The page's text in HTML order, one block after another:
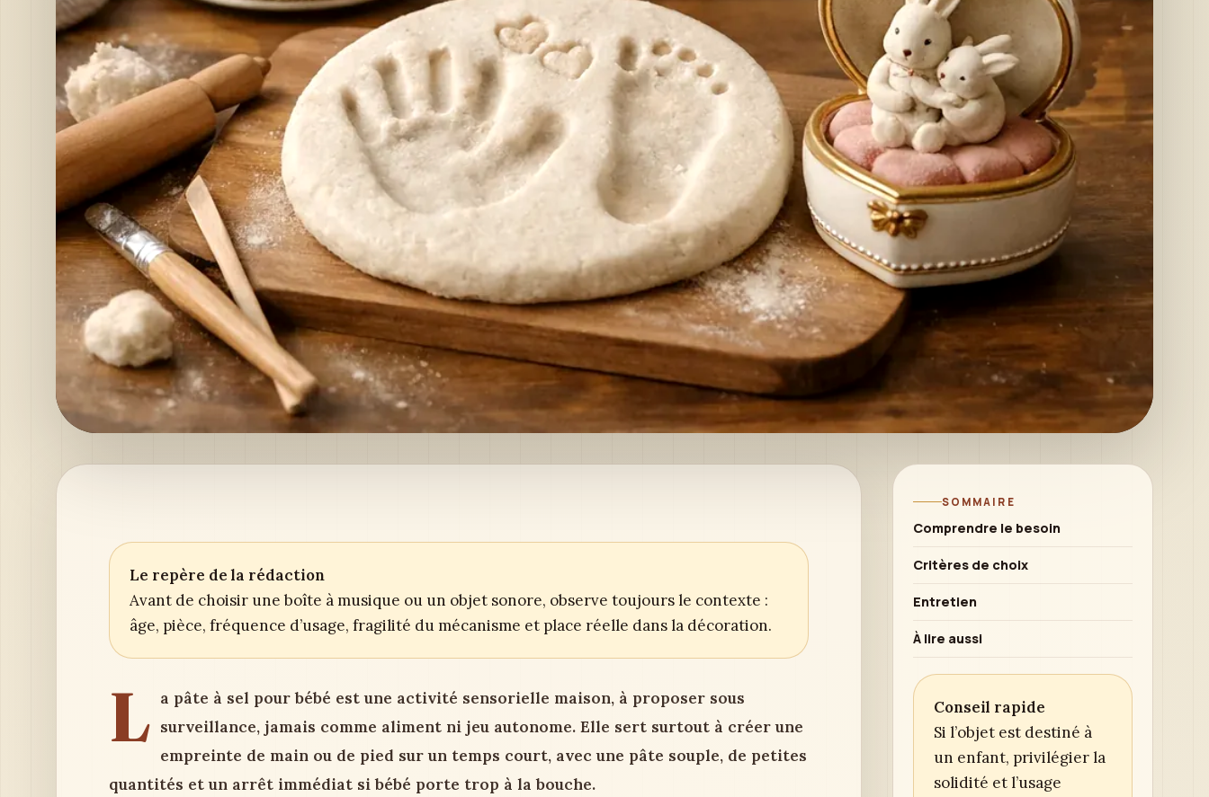
Le repère de la rédaction
Avant de choisir une boîte à musique ou un objet sonore, observe toujours le contexte :
âge, pièce, fréquence d’usage, fragilité du mécanisme et place réelle dans la décoration.
L a pâte à sel pour bébé est une activité sensorielle maison, à proposer sous
surveillance, jamais comme aliment ni jeu autonome. Elle sert surtout à créer une
empreinte de main ou de pied sur un temps court, avec une pâte souple, de petites
quantités et un arrêt immédiat si bébé porte trop à la bouche.
SOMMAIRE
Comprendre le besoin
Critères de choix
Entretien
À lire aussi
Conseil rapide
Si l’objet est destiné à
un enfant, privilégier la
solidité et l’usage